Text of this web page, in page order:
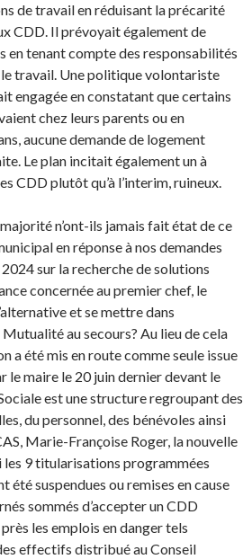
de travail en réduisant la précarité
CDD. Il prévoyait également de
en tenant compte des responsabilités
travail. Une politique volontariste
engagée en constatant que certains
chez leurs parents ou en
aucune demande de logement
Le plan incitait également un à
CDD plutôt qu’à l’interim, ruineux.
n’ont-ils jamais fait état de ce
en réponse à nos demandes
sur la recherche de solutions
concernée au premier chef, le
et se mettre dans
Mutualité au secours? Au lieu de cela
a été mis en route comme seule issue
le maire le 20 juin dernier devant le
est une structure regroupant des
du personnel, des bénévoles ainsi
Marie-Françoise Roger, la nouvelle
9 titularisations programmées
suspendues ou remises en cause
sommés d’accepter un CDD
les emplois en danger tels
effectifs distribué au Conseil